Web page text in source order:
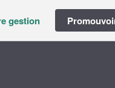
gestion